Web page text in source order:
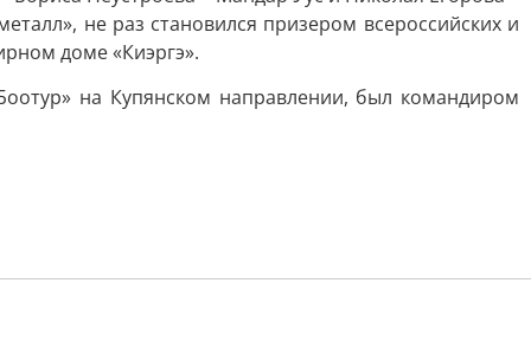
не раз становился призером всероссийских и
доме «Киэргэ».
на Купянском направлении, был командиром